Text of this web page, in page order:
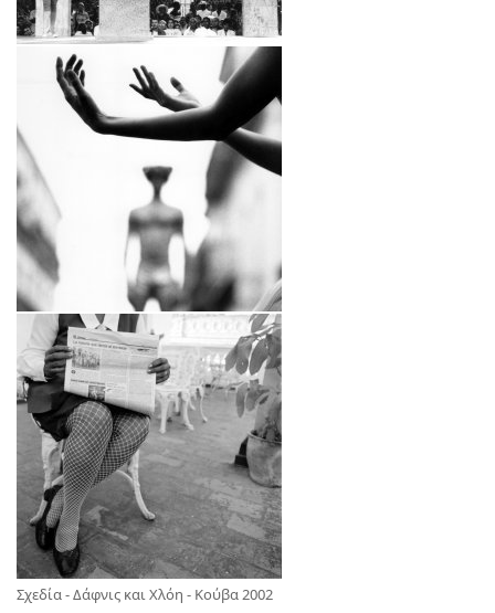
Σχεδία - Δάφνις και Χλόη - Kούβα 2002